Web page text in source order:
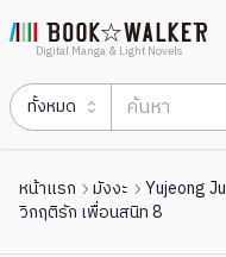
Digital Manga & Light Novels
ทั้งหมด
หน้าแรก มังงะ Yujeong Ju
วิกฤติรัก เพื่อนสนิท 8